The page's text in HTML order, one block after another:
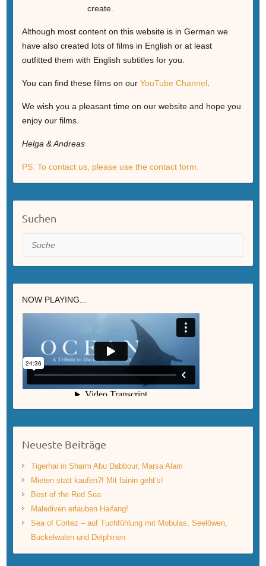
create.
Although most content on this website is in German we
have also created lots of films in English or at least
outfitted them with English subtitles for you.
You can find these films on our YouTube Channel.
We wish you a pleasant time on our website and hope you
enjoy our films.
Helga & Andreas
PS: To contact us, please use the contact form.
Suchen
Suche
NOW PLAYING...
Neueste Beiträge
Tigerhai in Sharm Abu Dabbour, Marsa Alam
Mieten statt kaufen?! Mit fainin geht’s!
Best of the Red Sea
Malediven erlauben Haifang!
Sea of Cortez – auf Tuchfühlung mit Mobulas, Seelöwen,
Buckelwalen und Delphinen